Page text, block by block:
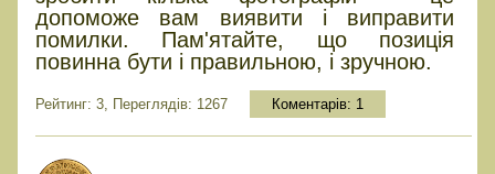
допоможе вам виявити і виправити
помилки. Пам'ятайте, що позиція
повинна бути і правильною, і зручною.
Рейтинг: 3, Переглядів: 1267 Коментарів: 1